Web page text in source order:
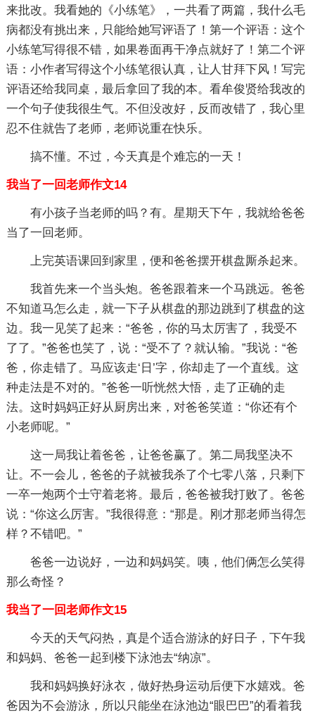
来批改。我看她的《小练笔》，一共看了两篇，我什么毛
病都没有挑出来，只能给她写评语了！第一个评语：这个
小练笔写得很不错，如果卷面再干净点就好了！第二个评
语：小作者写得这个小练笔很认真，让人甘拜下风！写完
评语还给我同桌，最后拿回了我的本。看牟俊贤给我改的
一个句子使我很生气。不但没改好，反而改错了，我心里
忍不住就告了老师，老师说重在快乐。
搞不懂。不过，今天真是个难忘的一天！
我当了一回老师作文14
有小孩子当老师的吗？有。星期天下午，我就给爸爸
当了一回老师。
上完英语课回到家里，便和爸爸摆开棋盘厮杀起来。
我首先来一个当头炮。爸爸跟着来一个马跳远。爸爸
不知道马怎么走，就一下子从棋盘的那边跳到了棋盘的这
边。我一见笑了起来：“爸爸，你的马太厉害了，我受不
了了。”爸爸也笑了，说：“受不了？就认输。”我说：“爸
爸，你走错了。马应该走‘日’字，你却走了一个直线。这
种走法是不对的。”爸爸一听恍然大悟，走了正确的走
法。这时妈妈正好从厨房出来，对爸爸笑道：“你还有个
小老师呢。”
这一局我让着爸爸，让爸爸赢了。第二局我坚决不
让。不一会儿，爸爸的子就被我杀了个七零八落，只剩下
一卒一炮两个士守着老将。最后，爸爸被我打败了。爸爸
说：“你这么厉害。”我很得意：“那是。刚才那老师当得怎
样？不错吧。”
爸爸一边说好，一边和妈妈笑。咦，他们俩怎么笑得
那么奇怪？
我当了一回老师作文15
今天的天气闷热，真是个适合游泳的好日子，下午我
和妈妈、爸爸一起到楼下泳池去“纳凉”。
我和妈妈换好泳衣，做好热身运动后便下水嬉戏。爸
爸因为不会游泳，所以只能坐在泳池边“眼巴巴”的看着我